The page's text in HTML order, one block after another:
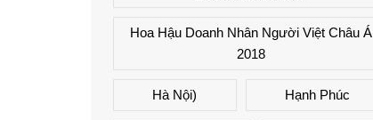
Hoa Hậu Doanh Nhân Người Việt Châu Á
2018
Hà Nội) Hạnh Phúc